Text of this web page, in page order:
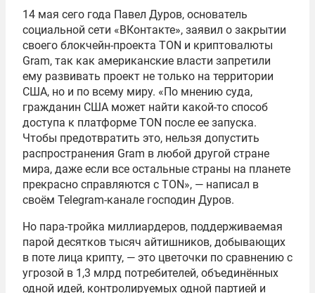
14 мая сего года Павел Дуров, основатель
социальной сети «ВКонтакте», заявил о закрытии
своего блокчейн-проекта TON и криптовалюты
Gram, так как американские власти запретили
ему развивать проект не только на территории
США, но и по всему миру. «По мнению суда,
гражданин США может найти какой-то способ
доступа к платформе TON после ее запуска.
Чтобы предотвратить это, нельзя допустить
распространения Gram в любой другой стране
мира, даже если все остальные страны на планете
прекрасно справляются с TON», — написал в
своём Telegram-канале господин Дуров.
Но пара-тройка миллиардеров, поддерживаемая
парой десятков тысяч айтишников, добывающих
в поте лица крипту, — это цветочки по сравнению с
угрозой в 1,3 млрд потребителей, объединённых
одной идей, контролируемых одной партией и